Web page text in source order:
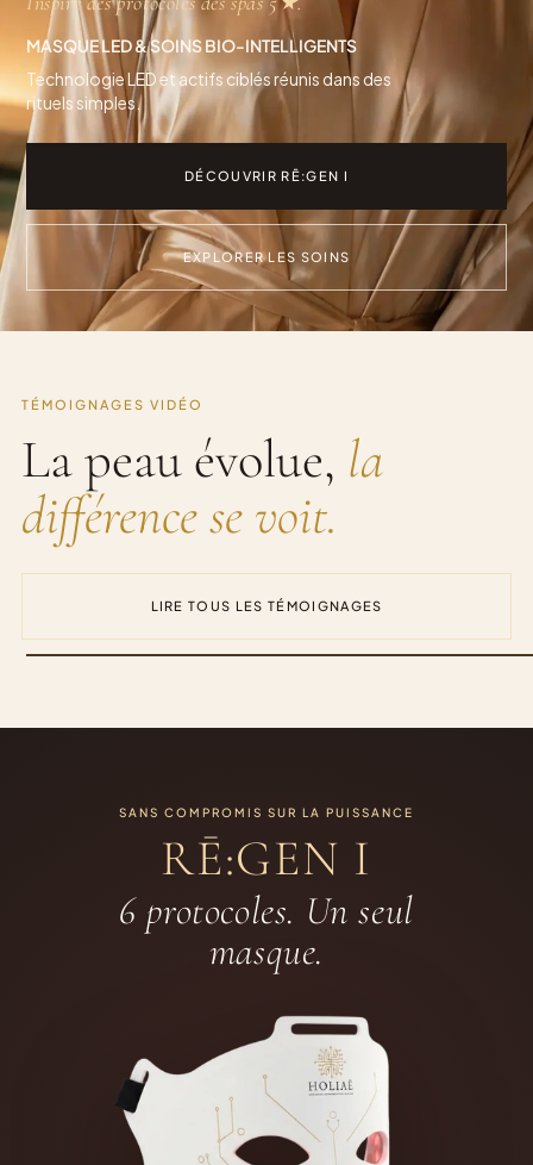
MASQUE LED & SOINS BIO-INTELLIGENTS
Technologie LED et actifs ciblés réunis dans des
rituels simples.
DÉCOUVRIR RĒ:GEN I
EXPLORER LES SOINS
TÉMOIGNAGES VIDÉO
La peau évolue, la
différence se voit.
LIRE TOUS LES TÉMOIGNAGES
SANS COMPROMIS SUR LA PUISSANCE
RĒ:GEN I
6 protocoles. Un seul
masque.